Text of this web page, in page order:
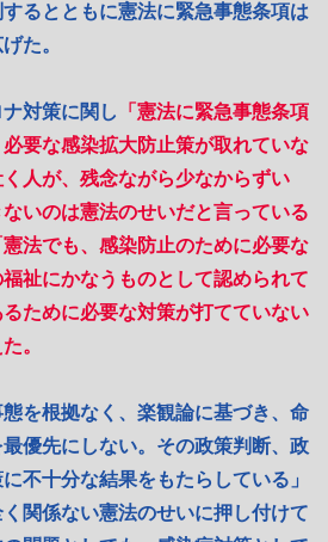
るとともに憲法に緊急事態条項は
た。
対策に関し
「憲法に緊急事態条項
要な感染拡大防止策が取れていな
人が、残念ながら少なからずい
いのは憲法のせいだと言っている
法でも、感染防止のために必要な
祉にかなうものとして認められて
ために必要な対策が打てていない
。
を根拠なく、楽観論に基づき、命
優先にしない。その政策判断、政
不十分な結果をもたらしている」
関係ない憲法のせいに押し付けて